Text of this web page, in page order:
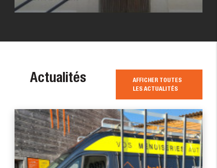
Actualités
AFFICHER TOUTES
LES ACTUALITÉS